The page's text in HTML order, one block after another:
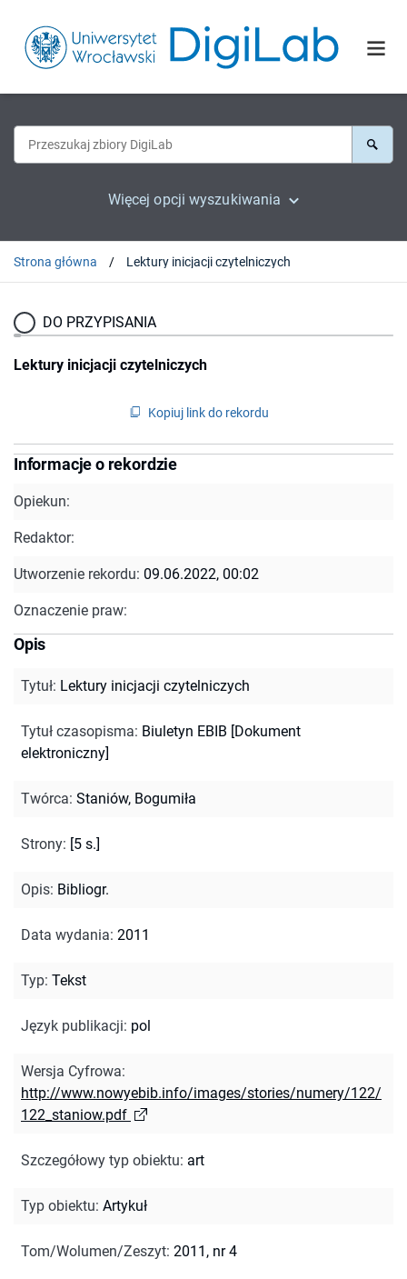
Więcej opcji wyszukiwania
Strona główna Lektury inicjacji czytelniczych
DO PRZYPISANIA
Lektury inicjacji czytelniczych
Kopiuj link do rekordu
Informacje o rekordzie
Opiekun:
Redaktor:
Utworzenie rekordu: 09.06.2022, 00:02
Oznaczenie praw:
Opis
Tytuł: Lektury inicjacji czytelniczych
Tytuł czasopisma: Biuletyn EBIB [Dokument
elektroniczny]
Twórca: Staniów, Bogumiła
Strony: [5 s.]
Opis: Bibliogr.
Data wydania: 2011
Typ: Tekst
Język publikacji: pol
Wersja Cyfrowa:
http://www.nowyebib.info/images/stories/numery/122/
122_staniow.pdf
Szczegółowy typ obiektu: art
Typ obiektu: Artykuł
Tom/Wolumen/Zeszyt: 2011, nr 4